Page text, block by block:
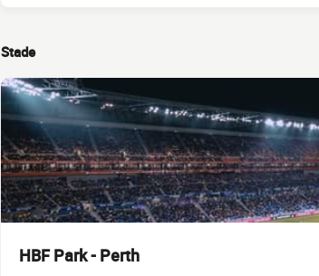
Stade
HBF Park - Perth